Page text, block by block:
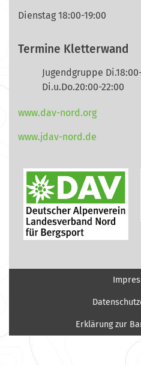
Dienstag 18:00-19:00
Termine Kletterwand
Jugendgruppe
Di.u.Do.20:00-22:00
www.dav-nord.org
www.jdav-nord.de
Erklärung zur